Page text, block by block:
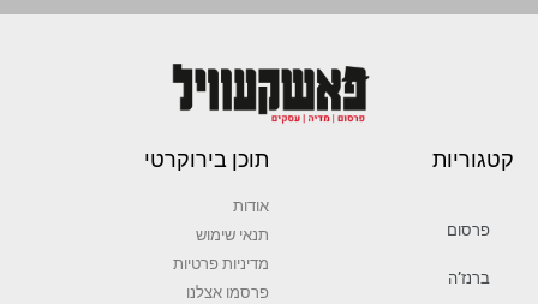
קטגוריות
פרסום
ברנז’ה
תוכן בירוקרטי
אודות
תנאי שימוש
מדיניות פרטיות
פרסמו אצלנו